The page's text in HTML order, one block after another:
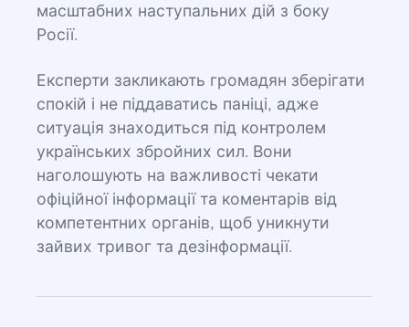
масштабних наступальних дій з боку
Росії.
Експерти закликають громадян зберігати
спокій і не піддаватись паніці, адже
ситуація знаходиться під контролем
українських збройних сил. Вони
наголошують на важливості чекати
офіційної інформації та коментарів від
компетентних органів, щоб уникнути
зайвих тривог та дезінформації.